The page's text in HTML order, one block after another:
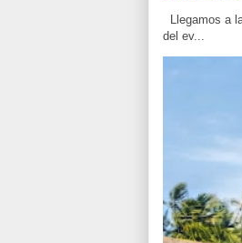
Llegamos a
del ev...